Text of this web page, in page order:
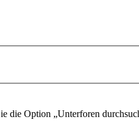
die Option „Unterforen